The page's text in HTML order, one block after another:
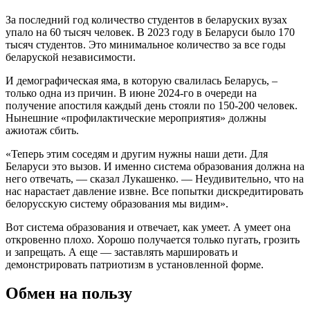
За последний год количество студентов в беларуских вузах
упало на 60 тысяч человек. В 2023 году в Беларуси было 170
тысяч студентов. Это минимальное количество за все годы
беларуской независимости.
И демографическая яма, в которую свалилась Беларусь, –
только одна из причин. В июне 2024-го в очереди на
получение апостиля каждый день стояли по 150-200 человек.
Нынешние «профилактические мероприятия» должны
ажиотаж сбить.
«Теперь этим соседям и другим нужны наши дети. Для
Беларуси это вызов. И именно система образования должна на
него отвечать, — сказал Лукашенко. — Неудивительно, что на
нас нарастает давление извне. Все попытки дискредитировать
белорусскую систему образования мы видим».
Вот система образования и отвечает, как умеет. А умеет она
откровенно плохо. Хорошо получается только пугать, грозить
и запрещать. А еще — заставлять маршировать и
демонстрировать патриотизм в установленной форме.
Обмен на пользу